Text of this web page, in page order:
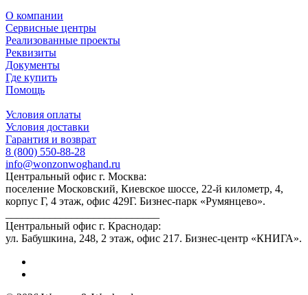
О компании
Сервисные центры
Реализованные проекты
Реквизиты
Документы
Где купить
Помощь
Условия оплаты
Условия доставки
Гарантия и возврат
8 (800) 550-88-28
info@wonzonwoghand.ru
Центральный офис г. Москва:
поселение Московский, Киевское шоссе, 22-й километр, 4,
корпус Г, 4 этаж, офис 429Г. Бизнес-парк «Румянцево».
Центральный офис г. Краснодар:
ул. Бабушкина, 248, 2 этаж, офис 217. Бизнес-центр «КНИГА».